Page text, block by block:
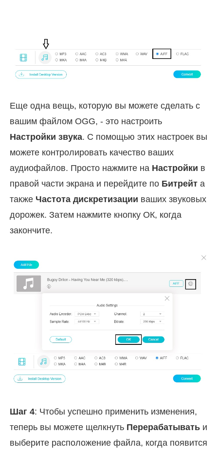
Еще одна вещь, которую вы можете сделать с
вашим файлом OGG, - это настроить
Настройки звука. С помощью этих настроек вы
можете контролировать качество ваших
аудиофайлов. Просто нажмите на Настройки в
правой части экрана и перейдите по Битрейт а
также Частота дискретизации ваших звуковых
дорожек. Затем нажмите кнопку ОК, когда
закончите.
Шаг 4: Чтобы успешно применить изменения,
теперь вы можете щелкнуть Перерабатывать и
выберите расположение файла, когда появится